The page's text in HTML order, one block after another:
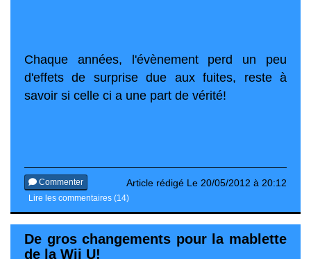
Chaque années, l'évènement perd un peu
d'effets de surprise due aux fuites, reste à
savoir si celle ci a une part de vérité!
Article rédigé Le 20/05/2012 à 20:12
Commenter
Lire les commentaires (14)
De gros changements pour la mablette
de la Wii U!